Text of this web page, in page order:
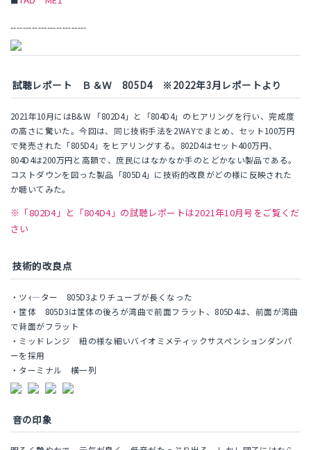
-------------------------
試聴レポート Ｂ＆Ｗ 805D4 ※2022年3月レポートより
2021年10月にはB&W 「802D4」と「804D4」のヒアリングを行い、完成度
の高さに驚いた。今回は、同じ技術手法を2WAYでまとめ、セット100万円
で発売された「805D4」をヒアリングする。802D4はセット400万円、
804D4は200万円と高額で、庶民にはなかなか手のとどかない製品である。
コストダウンを図った製品「805D4」に技術的改良がどの様に反映された
か聴いてみた。
※「802D4」と「804D4」の試聴レポートは2021年10月号をご覧くだ
さい
技術的改良点
・ツｨ―ター 805D3よりチューブが長くなった
・筐体 805D3は筐体の後ろが湾曲で前面フラット、805D4は、前面が湾曲
で背面がフラット
・ミッドレンジ 紐の様な細いバイオミメティックサスペンションダンパ
ーを採用
・ターミナル 横一列
音の印象